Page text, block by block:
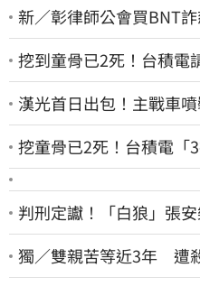
新／彰律師公會買BNT
挖到童骨已2死！台積
漢光首日出包！主戰車
挖童骨已2死！台積電「
判刑定讞！「白狼」張
獨／雙親苦等近3年 遭